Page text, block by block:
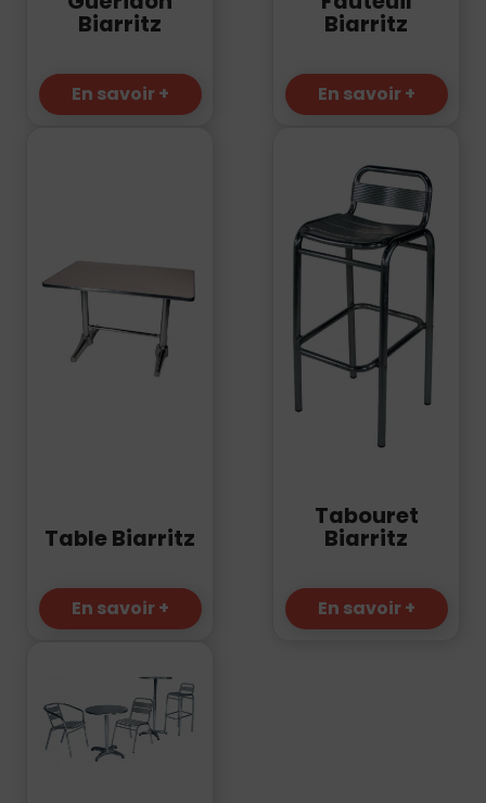
Biarritz
En savoir +
Biarritz
En savoir +
Table Biarritz
En savoir +
Tabouret
Biarritz
En savoir +